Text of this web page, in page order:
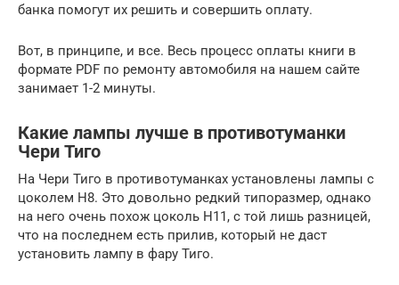
банка помогут их решить и совершить оплату.
Вот, в принципе, и все. Весь процесс оплаты книги в
формате PDF по ремонту автомобиля на нашем сайте
занимает 1-2 минуты.
Какие лампы лучше в противотуманки
Чери Тиго
На Чери Тиго в противотуманках установлены лампы с
цоколем Н8. Это довольно редкий типоразмер, однако
на него очень похож цоколь Н11, с той лишь разницей,
что на последнем есть прилив, который не даст
установить лампу в фару Тиго.